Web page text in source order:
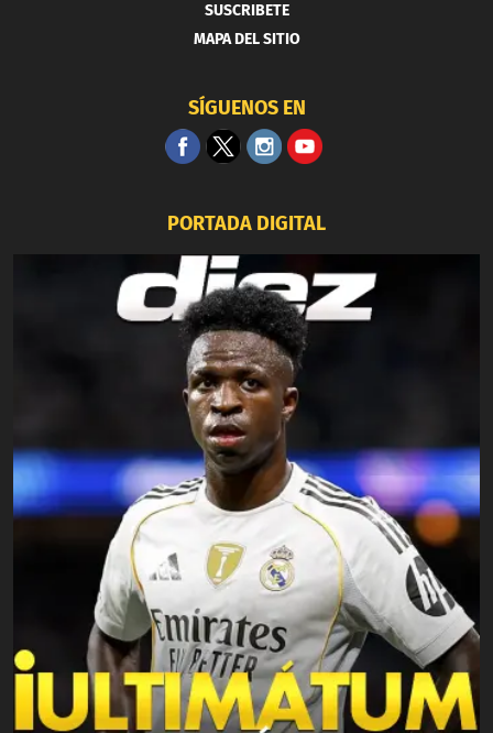
SUSCRIBETE
MAPA DEL SITIO
SÍGUENOS EN
PORTADA DIGITAL